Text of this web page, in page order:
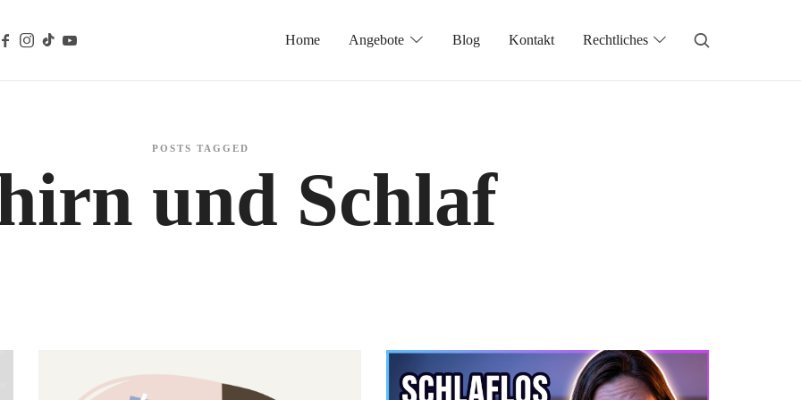
Home Angebote Blog Kontakt Rechtliches
POSTS TAGGED
und Schlaf